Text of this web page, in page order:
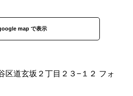
map で表示
区道玄坂２丁目２３−１２ フォ